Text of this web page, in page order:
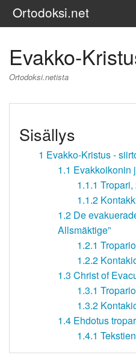
Ortodoksi.net
Evakko-
Ortodoksi.netista
Sisällys
1 Evakko-Kristus -
1.1 Evakkoikonin
1.1.1 Tropari,
1.1.2
1.2 De
Allsmäktige”
1.2.1
1.2.2
1.3 Christ of
1.3.1
1.3.2
1.4 Ehdotus
1.4.1